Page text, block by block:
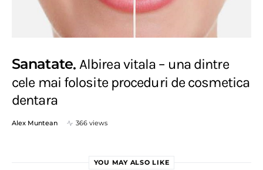
Sanatate Albirea vitala – una dintre
cele mai folosite proceduri de cosmetica
dentara
Alex Muntean 366 views
YOU MAY ALSO LIKE